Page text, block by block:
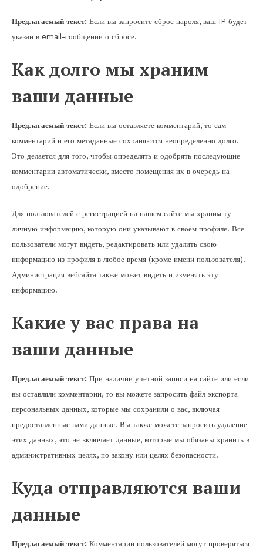
Предлагаемый текст: Если вы запросите сброс пароля, ваш IP будет
указан в email-сообщении о сбросе.
Как долго мы храним
ваши данные
Предлагаемый текст: Если вы оставляете комментарий, то сам
комментарий и его метаданные сохраняются неопределенно долго.
Это делается для того, чтобы определять и одобрять последующие
комментарии автоматически, вместо помещения их в очередь на
одобрение.
Для пользователей с регистрацией на нашем сайте мы храним ту
личную информацию, которую они указывают в своем профиле. Все
пользователи могут видеть, редактировать или удалить свою
информацию из профиля в любое время (кроме имени пользователя).
Администрация вебсайта также может видеть и изменять эту
информацию.
Какие у вас права на
ваши данные
Предлагаемый текст: При наличии учетной записи на сайте или если
вы оставляли комментарии, то вы можете запросить файл экспорта
персональных данных, которые мы сохранили о вас, включая
предоставленные вами данные. Вы также можете запросить удаление
этих данных, это не включает данные, которые мы обязаны хранить в
административных целях, по закону или целях безопасности.
Куда отправляются ваши
данные
Предлагаемый текст: Комментарии пользователей могут проверяться